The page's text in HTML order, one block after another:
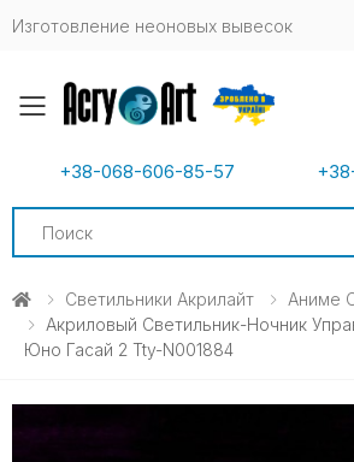
Изготовление неоновых вывесок
Toggle mobile menu
+38-068-606-85-57
Светильники Акрилайт
Аниме
Акриловый Светильник-Ночник
Юно Гасай 2 Tty-N001884